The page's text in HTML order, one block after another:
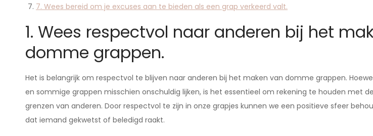
7. Wees bereid om je excuses aan te bieden als een grap verkeerd valt.
1. Wees respectvol naar anderen bij het
domme grappen.
Het is belangrijk om respectvol te blijven naar anderen bij het maken van domme grappen.
en sommige grappen misschien onschuldig lijken, is het essentieel om rekening te houden met
grenzen van anderen. Door respectvol te zijn in onze grapjes kunnen we een positieve sfeer
dat iemand gekwetst of beledigd raakt.